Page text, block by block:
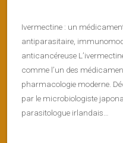
Ivermectine : un
antiparasitaire,
anticancéreuse
comme l’un des
pharmacologie moderne.
par le microbiologiste
parasitologue irlandais…